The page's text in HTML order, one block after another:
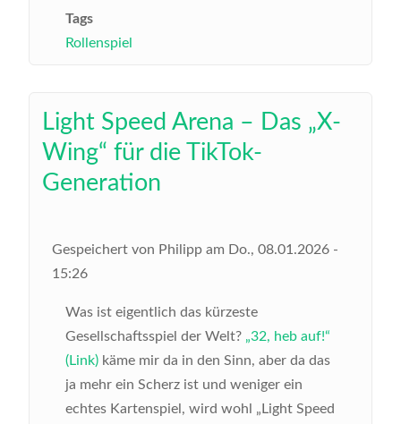
Tags
Rollenspiel
Light Speed Arena – Das „X-
Wing“ für die TikTok-
Generation
Gespeichert von Philipp am Do., 08.01.2026 -
15:26
Was ist eigentlich das kürzeste
Gesellschaftsspiel der Welt? „32, heb auf!“
(Link) käme mir da in den Sinn, aber da das
ja mehr ein Scherz ist und weniger ein
echtes Kartenspiel, wird wohl „Light Speed